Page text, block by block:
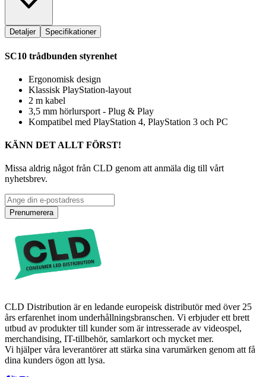
Detaljer Specifikationer
SC10 trådbunden styrenhet
Ergonomisk design
Klassisk PlayStation-layout
2 m kabel
3,5 mm hörlursport - Plug & Play
Kompatibel med PlayStation 4, PlayStation 3 och PC
KÄNN DET ALLT FÖRST!
Missa aldrig något från CLD genom att anmäla dig till vårt
nyhetsbrev.
Prenumerera
CLD Distribution är en ledande europeisk distributör med över 25
års erfarenhet inom underhållningsbranschen. Vi erbjuder ett brett
utbud av produkter till kunder som är intresserade av videospel,
merchandising, IT-tillbehör, samlarkort och mycket mer.
Vi hjälper våra leverantörer att stärka sina varumärken genom att få
dina kunders ögon att lysa.